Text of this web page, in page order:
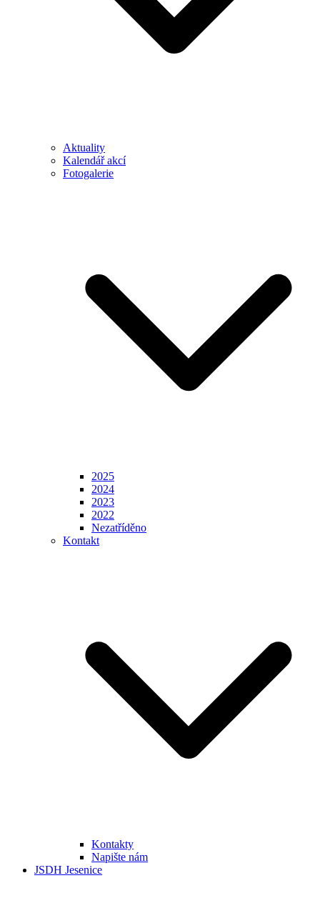
Aktuality
Kalendář akcí
Fotogalerie
2025
2024
2023
2022
Nezatříděno
Kontakt
Kontakty
Napište nám
JSDH Jesenice